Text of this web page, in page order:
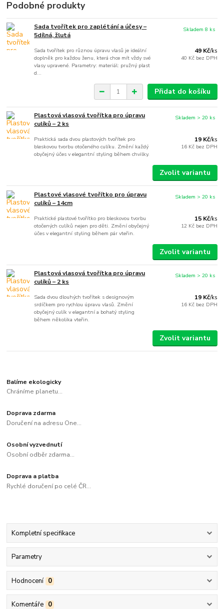
Podobné produkty
Sada tvořítek pro zaplétání a účesy –
5dílná, žlutá
Sada tvořítek pro různou úpravu vlasů je ideální
doplněk pro každou ženu, která chce mít vždy své
vlasy upravené. Parametry: materiál: pružný plast
d...
49 Kč/ks
40 Kč bez DPH
Skladem 8 ks
Přidat do košíku
Plastová vlasová tvořítka pro úpravu
culíků – 2 ks
Praktická sada dvou plastových tvořítek pro
bleskovou tvorbu otočeného culíku. Změní každý
obyčejný účes v elegantní styling během chvilky.
19 Kč/ks
16 Kč bez DPH
Skladem > 20 ks
Zvolit variantu
Plastové vlasové tvořítko pro úpravu
culíků – 14cm
Praktické plastové tvořítko pro bleskovou tvorbu
otočených culíků nejen pro děti. Změní obyčejný
účes v elegantní styling během pár vteřin.
15 Kč/ks
12 Kč bez DPH
Skladem > 20 ks
Zvolit variantu
Plastová vlasová tvořítka pro úpravu
culíků – 2 ks
Sada dvou dlouhých tvořítek s designovým
srdíčkem pro rychlou úpravu vlasů. Změní
obyčejný culík v elegantní a bohatý styling
během několika vteřin.
19 Kč/ks
16 Kč bez DPH
Skladem > 20 ks
Zvolit variantu
Balíme ekologicky
Chráníme planetu...
Doprava zdarma
Doručení na adresu One...
Osobní vyzvednutí
Osobní odběr zdarma...
Doprava a platba
Rychlé doručení po celé ČR...
Kompletní specifikace
Parametry
Hodnocení 0
Komentáře 0